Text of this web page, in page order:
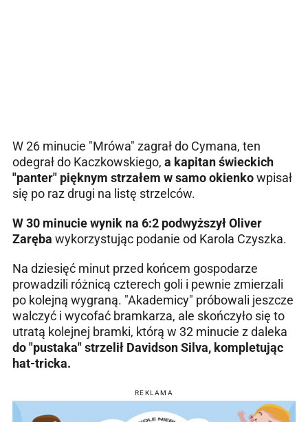
W 26 minucie "Mrówa" zagrał do Cymana, ten
odegrał do Kaczkowskiego, a kapitan świeckich
"panter" pięknym strzałem w samo okienkowpisał
się po raz drugi na listę strzelców.
W 30 minucie wynik na 6:2 podwyższył Oliver
Zaręba wykorzystując podanie od Karola Czyszka.
Na dziesięć minut przed końcem gospodarze
prowadzili różnicą czterech goli i pewnie zmierzali
po kolejną wygraną. "Akademicy" próbowali jeszcze
walczyć i wycofać bramkarza, ale skończyło się to
utratą kolejnej bramki, którą w 32 minucie z daleka
do "pustaka" strzelił Davidson Silva, kompletując
hat-tricka.
REKLAMA